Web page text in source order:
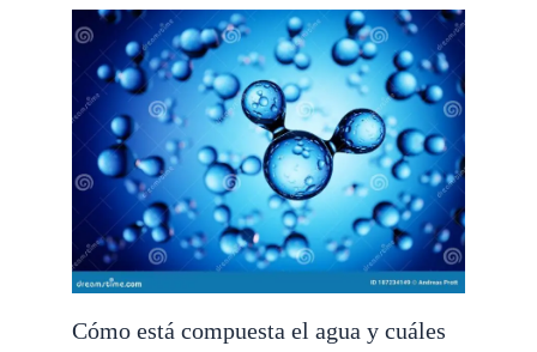
Cómo está compuesta el agua y cuáles